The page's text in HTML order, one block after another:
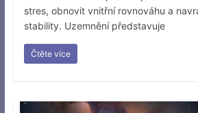
stres, obnovit vnitřní rovnováhu a
stability. Uzemnění představuje
Čtěte více